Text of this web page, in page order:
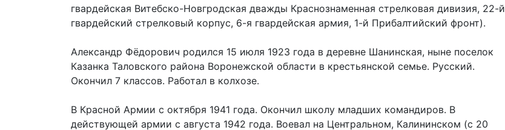
гвардейская Витебско-Новгродская дважды Краснознаменная стрелковая дивизия, 22-й
гвардейский стрелковый корпус, 6-я гвардейская армия, 1-й Прибалтийский фронт).
Александр Фёдорович родился 15 июля 1923 года в деревне Шанинская, ныне поселок
Казанка Таловского района Воронежской области в крестьянской семье. Русский.
Окончил 7 классов. Работал в колхозе.
В Красной Армии с октября 1941 года. Окончил школу младших командиров. В
действующей армии с августа 1942 года. Воевал на Центральном, Калининском (с 20